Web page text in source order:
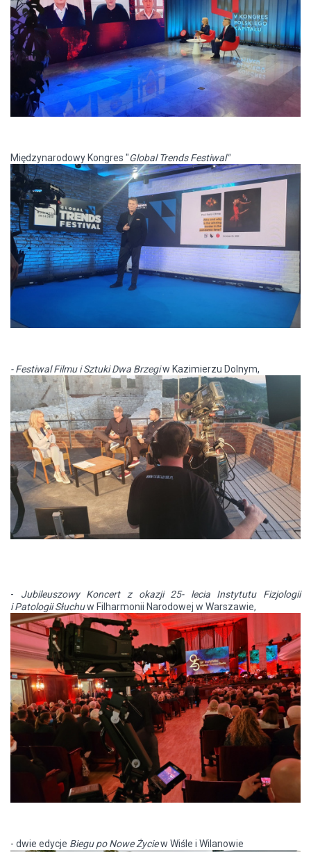
Międzynarodowy Kongres "Global Trends Festiwal"
- Festiwal Filmui Sztuki Dwa Brzegiw Kazimierzu Dolnym,
- Jubileuszowy Koncert z okazji 25- lecia Instytutu Fizjologii
i Patologii Słuchuw Filharmonii Narodowej w Warszawie,
- dwie edycje Biegu po Nowe Życiew Wiśle i Wilanowie